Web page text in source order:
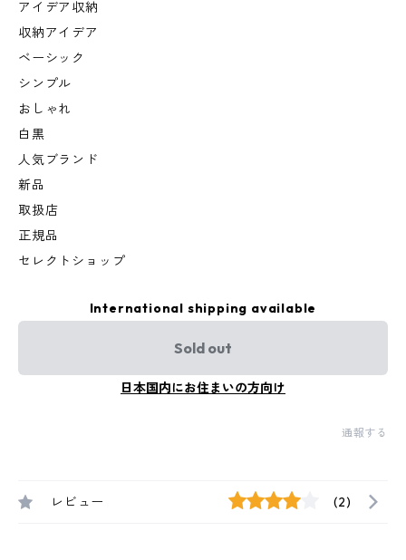
アイデア収納
収納アイデア
ベーシック
シンプル
おしゃれ
白黒
人気ブランド
新品
取扱店
正規品
セレクトショップ
International shipping available
Sold out
日本国内にお住まいの方向け
通報する
レビュー (2)